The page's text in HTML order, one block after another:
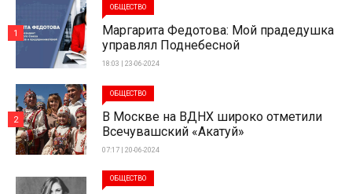
ОБЩЕСТВО
Маргарита Федотова: Мой прадедушка
управлял Поднебесной
18:03 | 23-06-2024
1
ОБЩЕСТВО
В Москве на ВДНХ широко отметили
Всечувашский «Акатуй»
07:17 | 20-06-2024
2
ОБЩЕСТВО